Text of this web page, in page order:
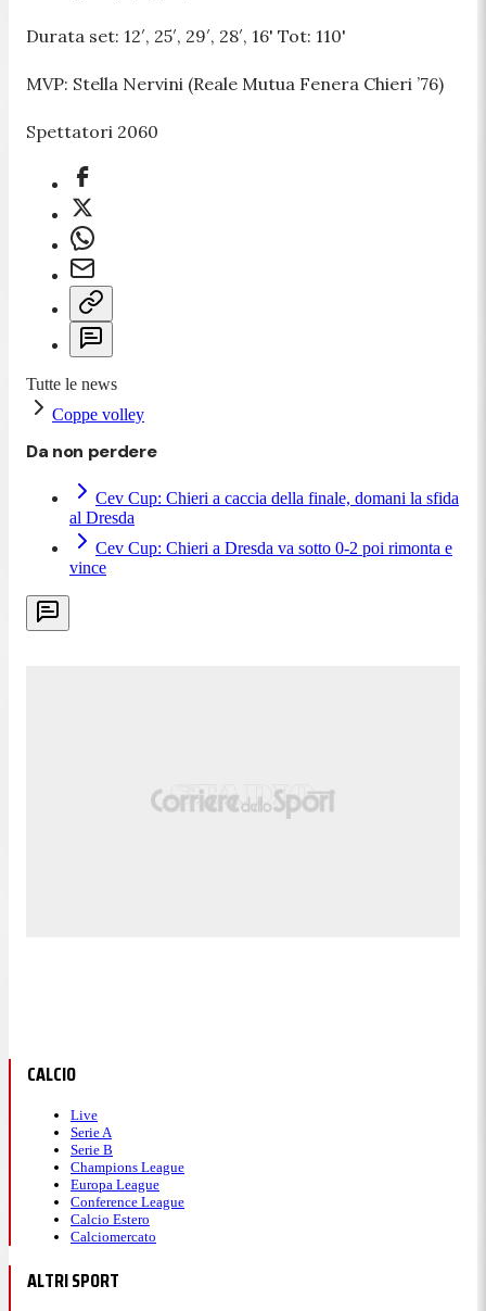
Durata set: 12′, 25′, 29′, 28′, 16' Tot: 110'
MVP: Stella Nervini (Reale Mutua Fenera Chieri ’76)
Spettatori 2060
Tutte le news
Coppe volley
Da non perdere
Cev Cup: Chieri a caccia della finale, domani la sfida
al Dresda
Cev Cup: Chieri a Dresda va sotto 0-2 poi rimonta e
vince
CALCIO
Live
Serie A
Serie B
Champions League
Europa League
Conference League
Calcio Estero
Calciomercato
ALTRI SPORT